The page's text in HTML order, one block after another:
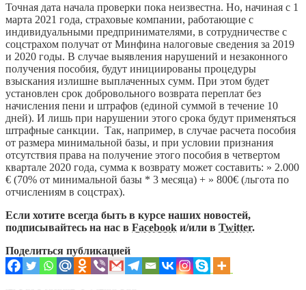
Точная дата начала проверки пока неизвестна. Но, начиная с 1
марта 2021 года, страховые компании, работающие с
индивидуальными предпринимателями, в сотрудничестве с
соцстрахом получат от Минфина налоговые сведения за 2019
и 2020 годы. В случае выявления нарушений и незаконного
получения пособия, будут инициированы процедуры
взыскания излишне выплаченных сумм. При этом будет
установлен срок добровольного возврата переплат без
начисления пени и штрафов (единой суммой в течение 10
дней). И лишь при нарушении этого срока будут применяться
штрафные санкции. Так, например, в случае расчета пособия
от размера минимальной базы, и при условии признания
отсутствия права на получение этого пособия в четвертом
квартале 2020 года, сумма к возврату может составить: » 2.000
€ (70% от минимальной базы * 3 месяца) + » 800€ (льгота по
отчислениям в соцстрах).
Если хотите всегда быть в курсе наших новостей,
подписывайтесь на нас в Facebook и/или в Twitter.
Поделиться публикацией